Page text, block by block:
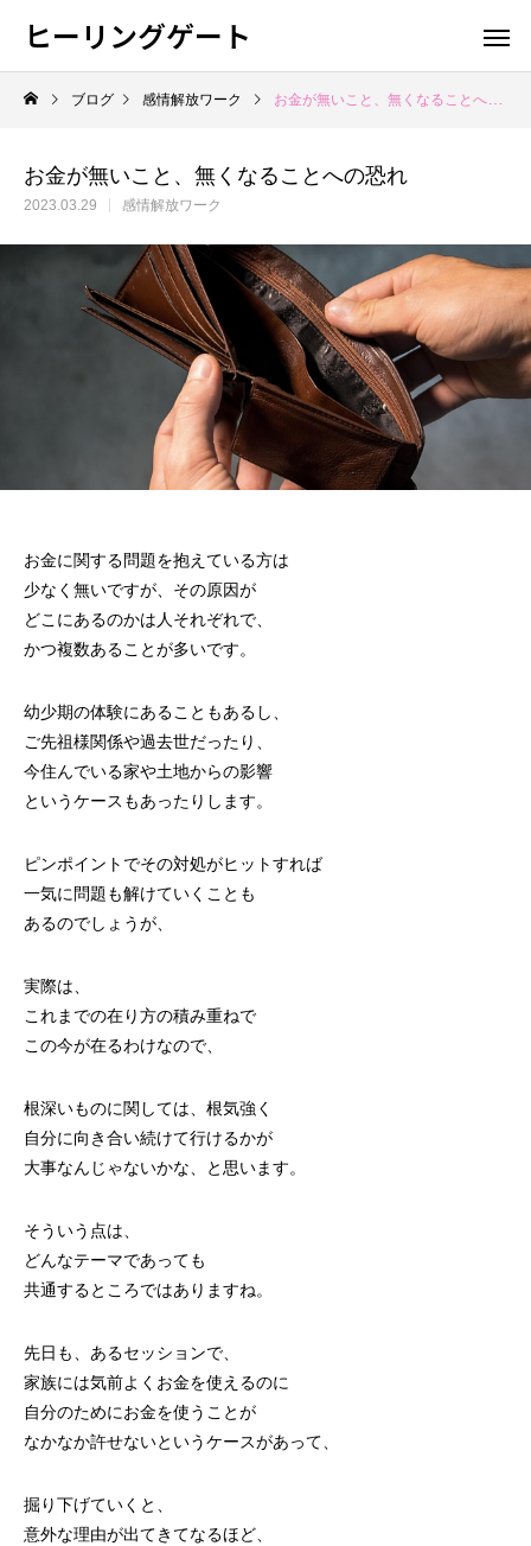
ヒーリングゲート
ブログ 感情解放ワーク お金が無いこと、無くなることへの恐れ
お金が無いこと、無くなることへの恐れ
2023.03.29 感情解放ワーク
お金に関する問題を抱えている方は
少なく無いですが、その原因が
どこにあるのかは人それぞれで、
かつ複数あることが多いです。
幼少期の体験にあることもあるし、
ご先祖様関係や過去世だったり、
今住んでいる家や土地からの影響
というケースもあったりします。
ピンポイントでその対処がヒットすれば
一気に問題も解けていくことも
あるのでしょうが、
実際は、
これまでの在り方の積み重ねで
この今が在るわけなので、
根深いものに関しては、根気強く
自分に向き合い続けて行けるかが
大事なんじゃないかな、と思います。
そういう点は、
どんなテーマであっても
共通するところではありますね。
先日も、あるセッションで、
家族には気前よくお金を使えるのに
自分のためにお金を使うことが
なかなか許せないというケースがあって、
掘り下げていくと、
意外な理由が出てきてなるほど、